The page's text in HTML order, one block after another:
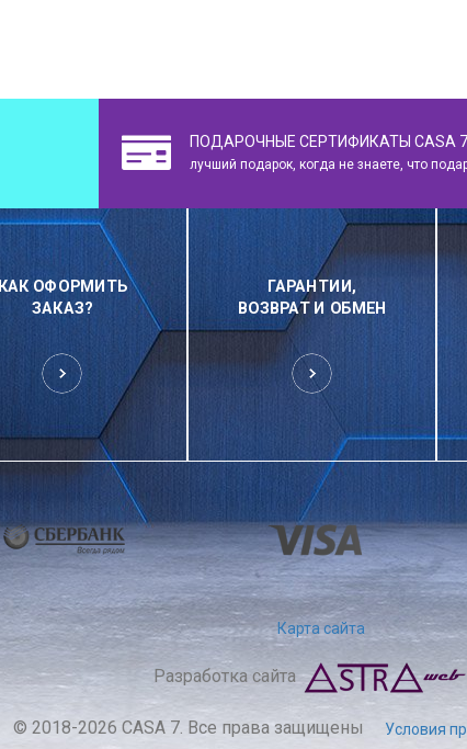
ПОДАРОЧНЫЕ СЕРТИФИКАТЫ CASA 7
лучший подарок, когда не знаете, что
КАК ОФОРМИТЬ
ЗАКАЗ?
ГАРАНТИИ,
ВОЗВРАТ И ОБМЕН
Карта сайта
Разработка сайта
© 2018-2026 CASA 7. Все права защищены Условия